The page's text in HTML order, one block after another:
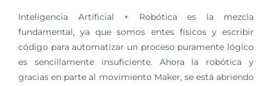
Inteligencia Artificial + Robótica es la mezcla
fundamental, ya que somos entes físicos y escribir
código para automatizar un proceso puramente lógico
es sencillamente insuficiente. Ahora la robótica y
gracias en parte al movimiento Maker, se está abriendo